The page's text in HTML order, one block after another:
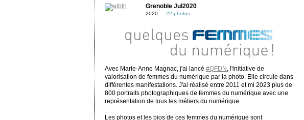
Grenoble Jul2020
2020 22 photos
Avec Marie-Anne Magnac, j'ai lancé #QFDN
, l'initiative de
valorisation de femmes du numérique par la photo. Elle circule dans
différentes manifestations. J'ai réalisé entre 2011 et mi 2023 plus de
800 portraits photographiques de femmes du numérique avec une
représentation de tous les métiers du numérique.
Les photos et les bios de ces femmes du numérique sont